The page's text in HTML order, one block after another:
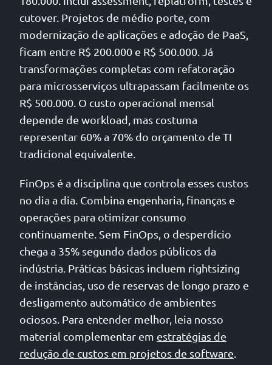
cutover. Projetos de médio porte, com
modernização de aplicações e adoção de PaaS,
ficam entre R$ 200.000 e R$ 500.000. Já
transformações completas com refatoração
para microsserviços ultrapassam facilmente os
R$ 500.000. O custo operacional mensal
depende de workload, mas costuma
representar 60% a 70% do orçamento de TI
tradicional equivalente.
FinOps é a disciplina que controla esses custos
no dia a dia. Combina engenharia, finanças e
operações para otimizar consumo
continuamente. Sem FinOps, o desperdício
chega a 35% segundo dados públicos da
indústria. Práticas básicas incluem rightsizing
de instâncias, uso de reservas de longo prazo e
desligamento automático de ambientes
ociosos. Para entender melhor, leia nosso
material complementar em estratégias de
redução de custos em projetos de software